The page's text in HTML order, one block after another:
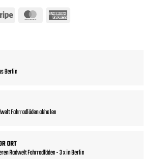
Stripe MasterCard
Berlin
Fahrradläden abholen
ORT
Radwelt Fahrradläden - 3 x in Berlin